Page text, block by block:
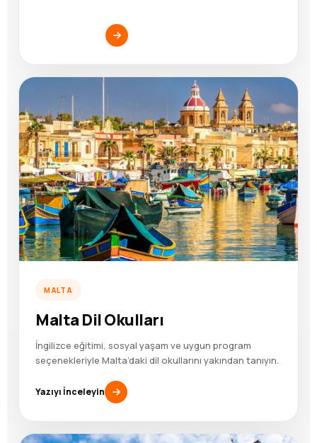
MALTA
Malta Dil Okulları
İngilizce eğitimi, sosyal yaşam ve uygun program
seçenekleriyle Malta’daki dil okullarını yakından tanıyın.
Yazıyı İnceleyin